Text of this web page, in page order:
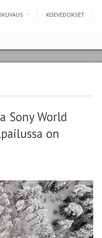
KOEVEDOKSET
Sony World
on